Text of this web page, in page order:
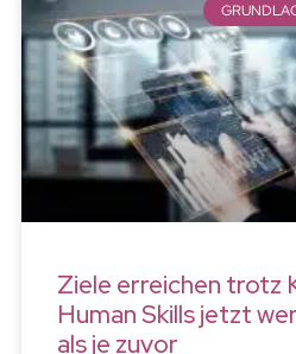
Ziele erreichen trotz
Human Skills jetzt
als je zuvor